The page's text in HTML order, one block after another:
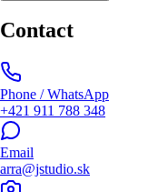
Contact
Phone / WhatsApp
+421 911 788 348
Email
arra@jstudio.sk